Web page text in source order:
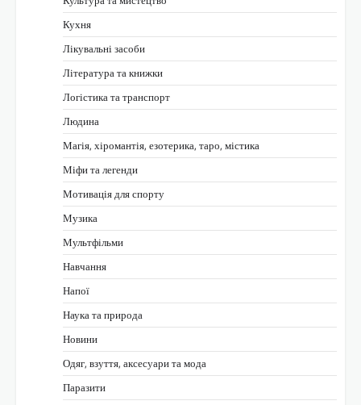
Кухня
Лікувальні засоби
Література та книжки
Логістика та транспорт
Людина
Магія, хіромантія, езотерика, таро, містика
Міфи та легенди
Мотивація для спорту
Музика
Мультфільми
Навчання
Напої
Наука та природа
Новини
Одяг, взуття, аксесуари та мода
Паразити